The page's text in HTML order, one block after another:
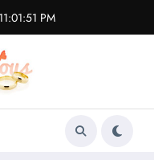
11:01:52 PM